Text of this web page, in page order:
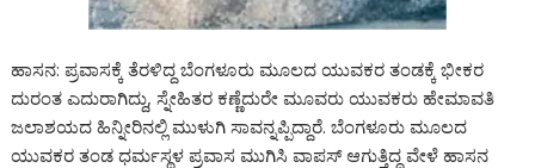
ಹಾಸನ: ಪ್ರವಾಸಕ್ಕೆ ತೆರಳಿದ್ದ ಬೆಂಗಳೂರು ಮೂಲದ ಯುವಕರ ತಂಡಕ್ಕೆ ಭೀಕರ
ದುರಂತ ಎದುರಾಗಿದ್ದು, ಸ್ನೇಹಿತರ ಕಣ್ಣೆದುರೇ ಮೂವರು ಯುವಕರು ಹೇಮಾವತಿ
ಜಲಾಶಯದ ಹಿನ್ನೀರಿನಲ್ಲಿ ಮುಳುಗಿ ಸಾವನ್ನಪ್ಪಿದ್ದಾರೆ. ಬೆಂಗಳೂರು ಮೂಲದ
ಯುವಕರ ತಂಡ ಧರ್ಮಸ್ಥಳ ಪ್ರವಾಸ ಮುಗಿಸಿ ವಾಪಸ್ ಆಗುತ್ತಿದ್ದ ವೇಳೆ ಹಾಸನ